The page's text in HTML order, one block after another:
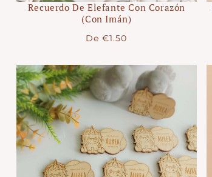
Recuerdo De Elefante Con Corazón
(con Imán)
Precio
De€1.50